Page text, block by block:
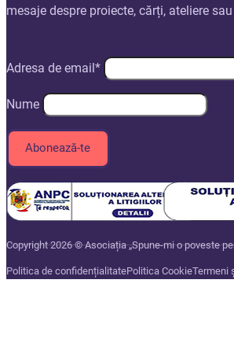
mesaje despre proiecte, cărți, ateliere
Adresa de email*
Nume
Copyright 2026 © Asociația „Spune-mi o poveste
Politica de confidențialitatePolitica CookieTermeni